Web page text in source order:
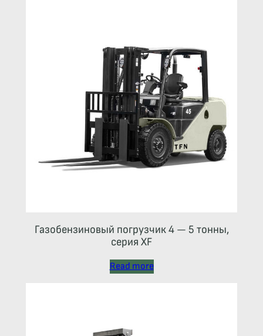
Газобензиновый погрузчик 4 — 5 тонны,
серия XF
Read more